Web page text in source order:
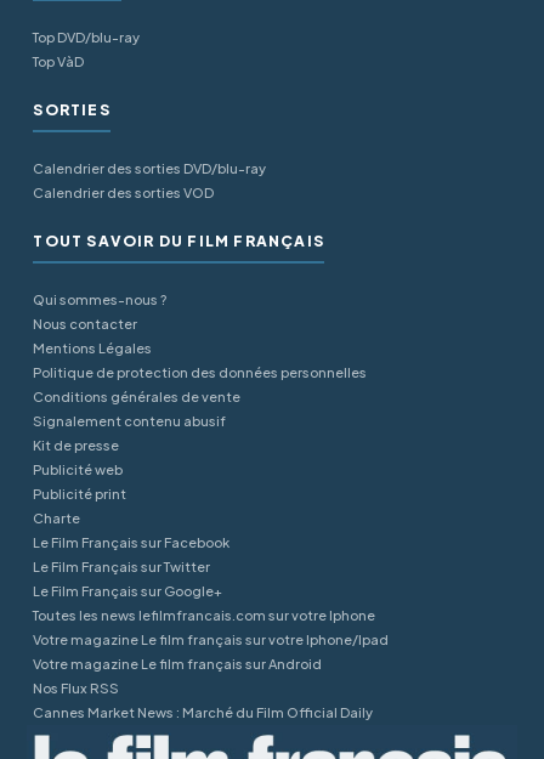
Top DVD/blu-ray
Top VàD
SORTIES
Calendrier des sorties DVD/blu-ray
Calendrier des sorties VOD
TOUT SAVOIR DU FILM FRANÇAIS
Qui sommes-nous ?
Nous contacter
Mentions Légales
Politique de protection des données personnelles
Conditions générales de vente
Signalement contenu abusif
Kit de presse
Publicité web
Publicité print
Charte
Le Film Français sur Facebook
Le Film Français sur Twitter
Le Film Français sur Google+
Toutes les news lefilmfrancais.com sur votre Iphone
Votre magazine Le film français sur votre Iphone/Ipad
Votre magazine Le film français sur Android
Nos Flux RSS
Cannes Market News : Marché du Film Official Daily